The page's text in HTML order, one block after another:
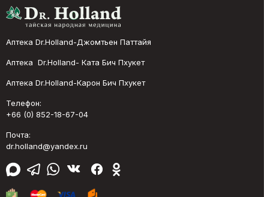
Аптека Dr.Holland-Джомтьен Паттайя
Аптека Dr.Holland- Ката Бич Пхукет
Аптека Dr.Holland-Карон Бич Пхукет
Телефон:
+66 (0) 852-18-67-04
Почта:
dr.holland@yandex.ru